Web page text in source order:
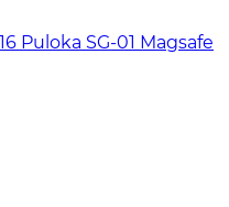
Puloka SG-01 Magsafe